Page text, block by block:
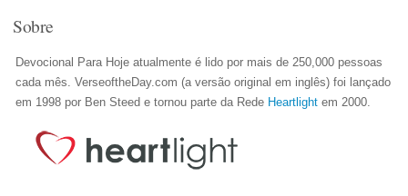
Sobre
Devocional Para Hoje atualmente é lido por mais de 250,000 pessoas
cada mês. VerseoftheDay.com (a versão original em inglês) foi lançado
em 1998 por Ben Steed e tornou parte da Rede Heartlight em 2000.